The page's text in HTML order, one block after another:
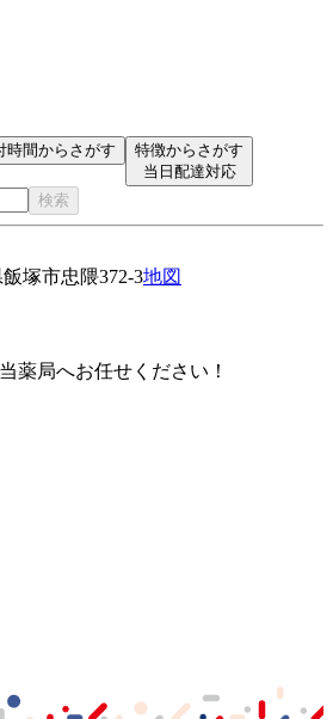
時間からさがす
特徴からさがす
当日配達対応
検索
塚市忠隈372-3地図
薬局へお任せください！